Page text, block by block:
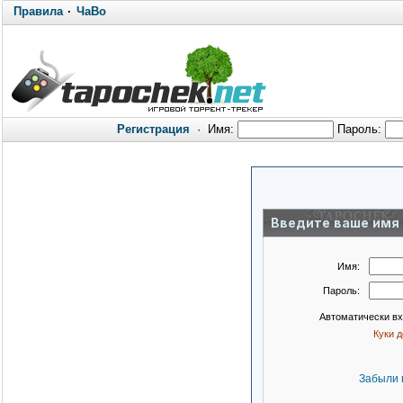
Правила· ЧаВо
Регистрация · Имя: Пароль:
Введите ваше имя
Имя:
Пароль:
Автоматически
Куки
Забыли